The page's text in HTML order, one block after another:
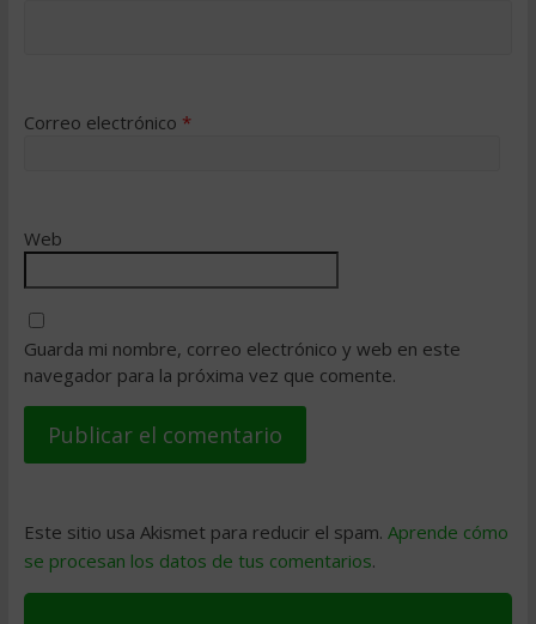
Correo electrónico *
Web
Guarda mi nombre, correo electrónico y web en este
navegador para la próxima vez que comente.
Este sitio usa Akismet para reducir el spam. Aprende cómo
se procesan los datos de tus comentarios.